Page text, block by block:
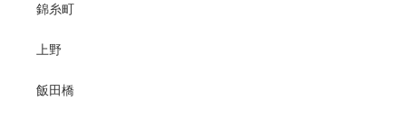
錦糸町
上野
飯田橋